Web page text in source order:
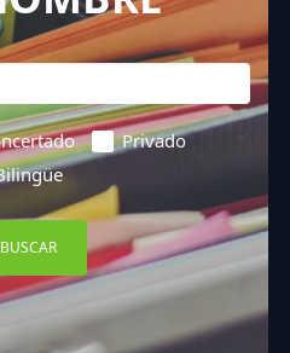
Privado